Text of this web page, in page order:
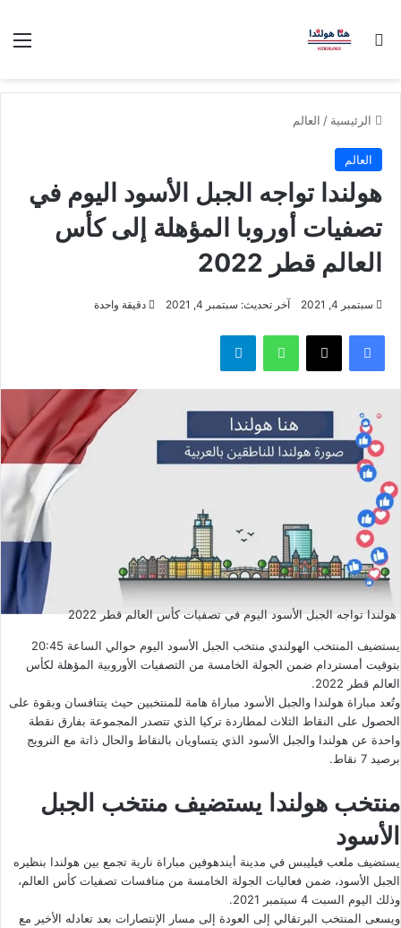
بحث عن
الرئيسية / العالم
العالم
هولندا تواجه الجبل الأسود اليوم في
تصفيات أوروبا المؤهلة إلى كأس
العالم قطر 2022
سبتمبر 4, 2021 آخر تحديث: سبتمبر 4, 2021 دقيقة واحدة
فيسبوك ‫X واتساب تيلقرام
هولندا تواجه الجبل الأسود اليوم في تصفيات كأس العالم قطر 2022
يستضيف المنتخب الهولندي منتخب الجبل الأسود اليوم حوالي الساعة 20:45
بتوقيت أمستردام ضمن الجولة الخامسة من التصفيات الأوروبية المؤهلة لكأس
العالم قطر 2022.
وتُعد مباراة هولندا والجبل الأسود مباراة هامة للمنتخبين حيث يتنافسان وبقوة على
الحصول على النقاط الثلاث لمطاردة تركيا الذي تتصدر المجموعة بفارق نقطة
واحدة عن هولندا والجبل الأسود الذي يتساويان بالنقاط والحال ذاتة مع النرويج
برصيد 7 نقاط.
منتخب هولندا يستضيف منتخب الجبل
الأسود
يستضيف ملعب فيليبس في مدينة أيندهوفين مباراة نارية تجمع بين هولندا بنظيره
الجبل الأسود، ضمن فعاليات الجولة الخامسة من منافسات تصفيات كأس العالم،
وذلك اليوم السبت 4 سبتمبر 2021.
ويسعى المنتخب البرتقالي إلى العودة إلى مسار الإنتصارات بعد تعادله الأخير مع